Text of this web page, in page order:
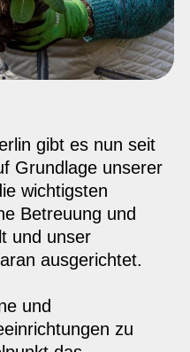
gibt es nun seit
Grundlage unserer
wichtigsten
Betreuung und
und unser
ausgerichtet.
und
zu